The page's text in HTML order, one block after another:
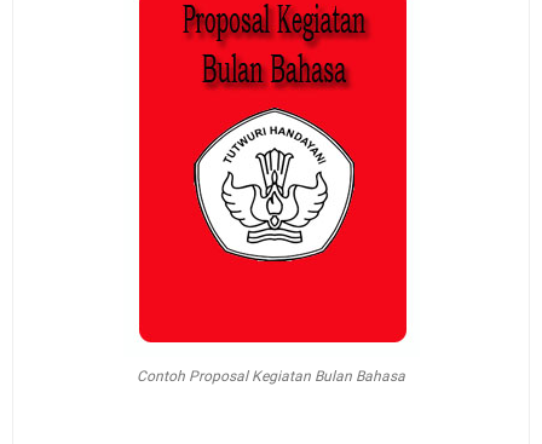
Contoh Proposal Kegiatan Bulan Bahasa